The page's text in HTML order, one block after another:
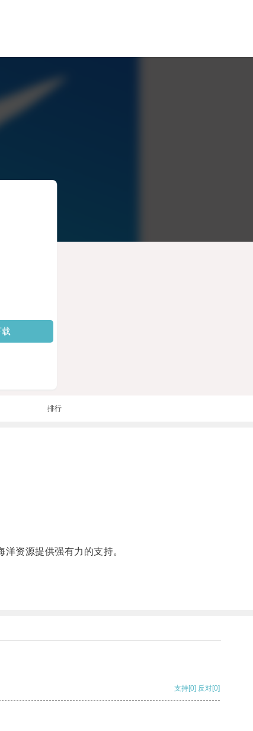
排行
资源提供强有力的支持。
支持[0] 反对[0]